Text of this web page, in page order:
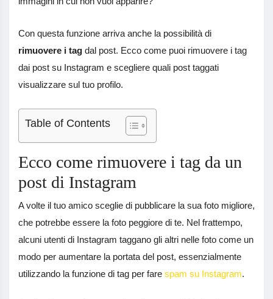
Con questa funzione arriva anche la possibilità di
rimuovere i tag dal post. Ecco come puoi rimuovere i tag
dai post su Instagram e scegliere quali post taggati
visualizzare sul tuo profilo.
Table of Contents
Ecco come rimuovere i tag da un
post di Instagram
A volte il tuo amico sceglie di pubblicare la sua foto migliore,
che potrebbe essere la foto peggiore di te. Nel frattempo,
alcuni utenti di Instagram taggano gli altri nelle foto come un
modo per aumentare la portata del post, essenzialmente
utilizzando la funzione di tag per fare spam su Instagram.